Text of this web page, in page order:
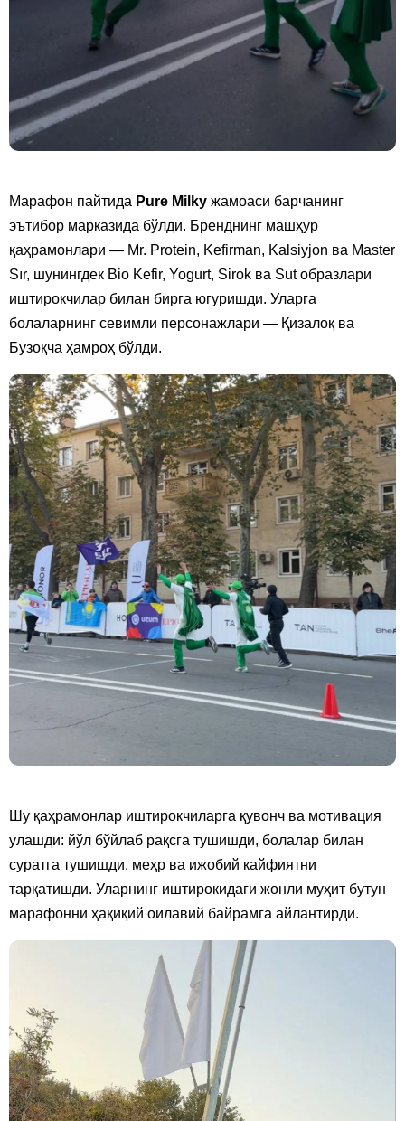
Марафон пайтида Pure Milky жамоаси барчанинг
эътибор марказида бўлди. Бренднинг машҳур
қаҳрамонлари — Mr. Protein, Kefirman, Kalsiyjon ва Master
Sır, шунингдек Bio Kefir, Yogurt, Sirok ва Sut образлари
иштирокчилар билан бирга югуришди. Уларга
болаларнинг севимли персонажлари — Қизалоқ ва
Бузоқча ҳамроҳ бўлди.
Шу қаҳрамонлар иштирокчиларга қувонч ва мотивация
улашди: йўл бўйлаб рақсга тушишди, болалар билан
суратга тушишди, меҳр ва ижобий кайфиятни
тарқатишди. Уларнинг иштирокидаги жонли муҳит бутун
марафонни ҳақиқий оилавий байрамга айлантирди.